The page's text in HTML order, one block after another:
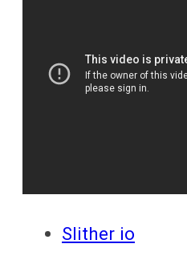
Где логика
Slither io